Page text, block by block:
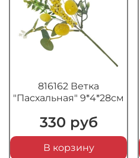
816162 Ветка
"Пасхальная" 9*4*28см
330 руб
В корзину